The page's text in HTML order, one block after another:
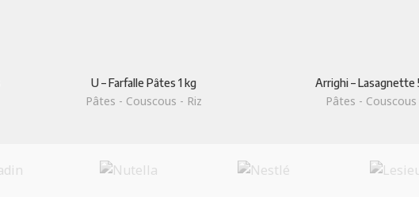
U – Farfalle Pâtes 1 kg
Pâtes - Couscous - Riz
Arrighi – Lasagnette
Pâtes - Couscous
Legumes secs
Qui sommes-nous
Certifications